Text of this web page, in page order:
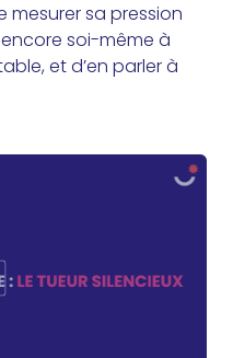
mesurer sa pression
soi-même à
et d’en parler à